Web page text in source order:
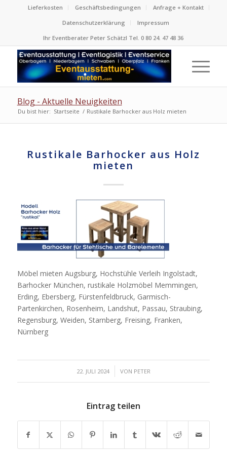
Lieferkosten Geschäftsbedingungen
Anfrage + Kontakt
Datenschutzerklärung
Impressum
Ihr Eventberater Peter Schätzl Tel. 0 80 24. 47 48 36
Blog - Aktuelle Neuigkeiten
Du bist hier: Startseite / Rustikale Barhocker aus Holz mieten
Rustikale Barhocker aus Holz
mieten
Möbel mieten Augsburg, Hochstühle Verleih Ingolstadt,
Barhocker München, rustikale Holzmöbel Memmingen,
Erding, Ebersberg, Fürstenfeldbruck, Garmisch-
Partenkirchen, Rosenheim, Landshut, Passau, Straubing,
Regensburg, Weiden, Starnberg, Freising, Franken,
Nürnberg
22. JULI 2024
/ VON PETER
Eintrag teilen